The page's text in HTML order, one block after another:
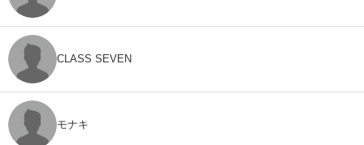
CLASS SEVEN
モナキ